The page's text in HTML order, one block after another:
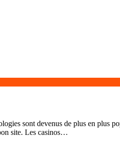
sont devenus de plus en plus
site. Les casinos…